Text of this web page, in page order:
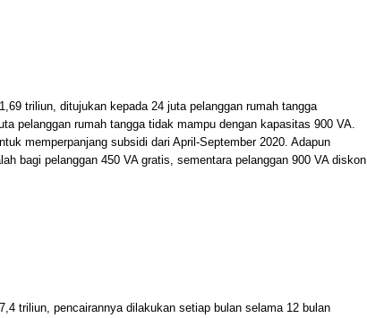
triliun, ditujukan kepada 24 juta pelanggan rumah tangga
pelanggan rumah tangga tidak mampu dengan kapasitas 900 VA.
memperpanjang subsidi dari April-September 2020. Adapun
bagi pelanggan 450 VA gratis, sementara pelanggan 900 VA diskon
triliun, pencairannya dilakukan setiap bulan selama 12 bulan